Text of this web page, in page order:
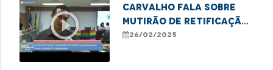
play_circle_outline
Carvalho fala sobre
Mutirão de Retificação
que garante direitos
26/02/2025